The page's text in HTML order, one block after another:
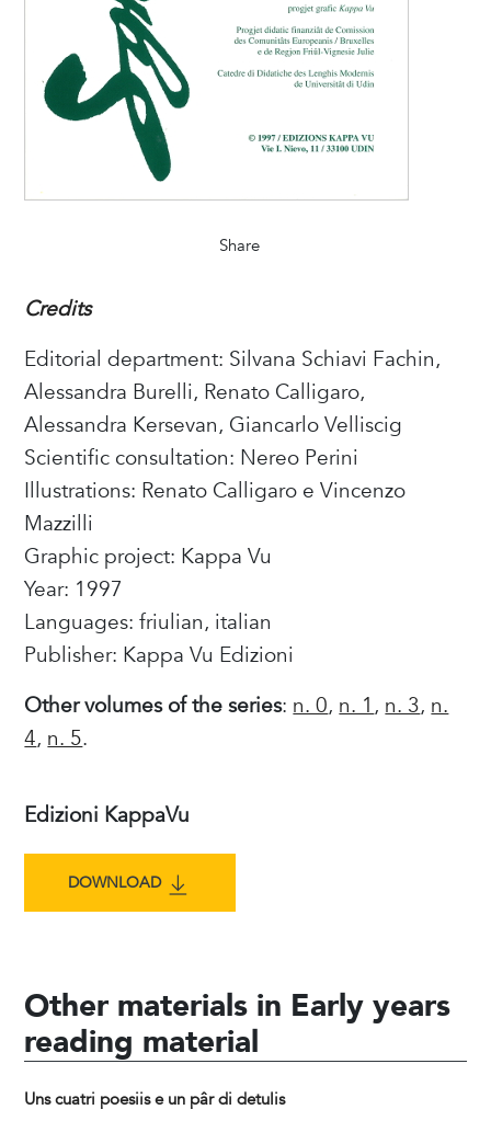
Share
Credits
Editorial department: Silvana Schiavi Fachin,
Alessandra Burelli, Renato Calligaro,
Alessandra Kersevan, Giancarlo Velliscig
Scientific consultation: Nereo Perini
Illustrations: Renato Calligaro e Vincenzo
Mazzilli
Graphic project: Kappa Vu
Year: 1997
Languages: friulian, italian
Publisher: Kappa Vu Edizioni
Other volumes of the series: n. 0, n. 1, n. 3, n.
4, n. 5.
Edizioni KappaVu
DOWNLOAD
Other materials in Early years
reading material
Uns cuatri poesiis e un pâr di detulis